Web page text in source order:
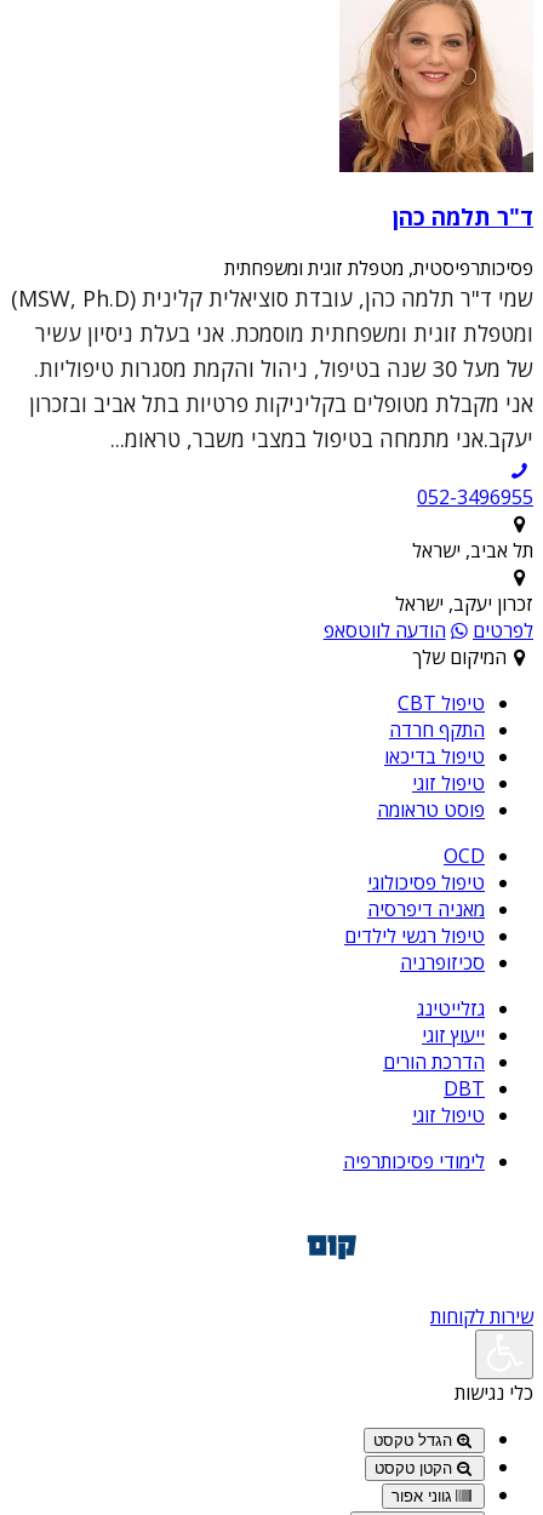
ד"ר תלמה כהן
פסיכותרפיסטית, מטפלת זוגית ומשפחתית
שמי ד"ר תלמה כהן, עובדת סוציאלית קלינית (MSW, Ph.D)
ומטפלת זוגית ומשפחתית מוסמכת. אני בעלת ניסיון עשיר
של מעל 30 שנה בטיפול, ניהול והקמת מסגרות טיפוליות.
אני מקבלת מטופלים בקליניקות פרטיות בתל אביב ובזכרון
יעקב.אני מתמחה בטיפול במצבי משבר, טראומ...
052-3496955
תל אביב, ישראל
זכרון יעקב, ישראל
לפרטים
הודעה לווטסאפ
המיקום שלך
טיפול CBT
התקף חרדה
טיפול בדיכאו
טיפול זוגי
פוסט טראומה
OCD
טיפול פסיכולוגי
מאניה דיפרסיה
טיפול רגשי לילדים
סכיזופרניה
גזלייטינג
ייעוץ זוגי
הדרכת הורים
DBT
טיפול זוגי
לימודי פסיכותרפיה
שירות לקוחות
כלי נגישות
הגדל טקסט
הקטן טקסט
גווני אפור